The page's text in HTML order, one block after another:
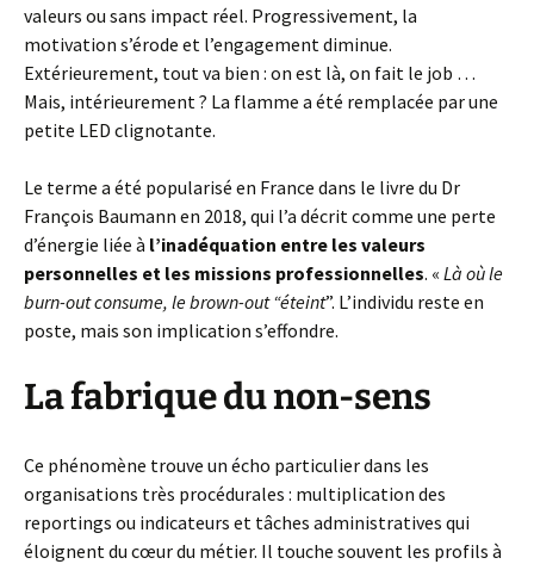
valeurs ou sans impact réel. Progressivement, la
motivation s’érode et l’engagement diminue.
Extérieurement, tout va bien : on est là, on fait le job …
Mais, intérieurement ? La flamme a été remplacée par une
petite LED clignotante.
Le terme a été popularisé en France dans le livre du Dr
François Baumann en 2018, qui l’a décrit comme une perte
d’énergie liée à l’inadéquation entre les valeurs
personnelles et les missions professionnelles. « Là où le
burn-out consume, le brown-out “éteint”. L’individu reste en
poste, mais son implication s’effondre.
La fabrique du non-sens
Ce phénomène trouve un écho particulier dans les
organisations très procédurales : multiplication des
reportings ou indicateurs et tâches administratives qui
éloignent du cœur du métier. Il touche souvent les profils à